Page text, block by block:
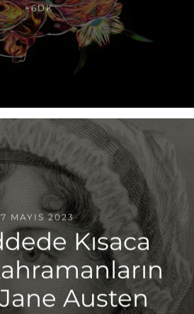
~6DK
MAYIS 2023
Kısaca
Jane Austen